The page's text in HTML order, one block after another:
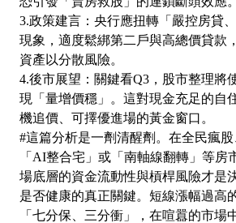
3.政策建言：央行應扭轉「嚴控房貸
現象，適度鬆綁第二戶與高總價貸款
資產以分散風險。
4.後市展望：關鍵看Q3，股市整理將
現「量增價穩」。這對現金充足的自
機追價、可擇優進場的黃金窗口。
#這篇分析是一劑清醒劑。在全民瘋
「AI整合宅」或「南軸線翻轉」等房
場底層的資金流動性與槓桿風險才是
是否健康的真正關鍵。短線漲幅過高
「七分保、三分衝」，在喧囂的市場